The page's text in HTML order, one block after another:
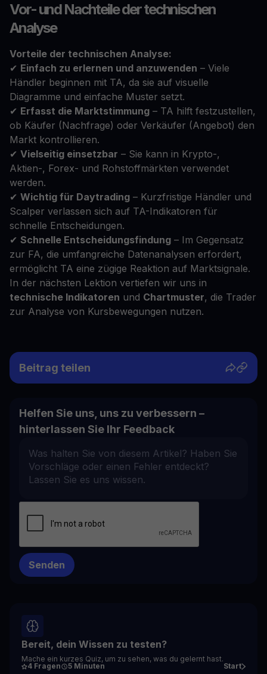
Vor- und Nachteile der technischen
Analyse
Vorteile der technischen Analyse:
✔ Einfach zu erlernen und anzuwenden – Viele
Händler beginnen mit TA, da sie auf visuelle
Diagramme und einfache Muster setzt.
✔ Erfasst die Marktstimmung – TA hilft festzustellen,
ob Käufer (Nachfrage) oder Verkäufer (Angebot) den
Markt kontrollieren.
✔ Vielseitig einsetzbar – Sie kann in Krypto-,
Aktien-, Forex- und Rohstoffmärkten verwendet
werden.
✔ Wichtig für Daytrading – Kurzfristige Händler und
Scalper verlassen sich auf TA-Indikatoren für
schnelle Entscheidungen.
✔ Schnelle Entscheidungsfindung – Im Gegensatz
zur FA, die umfangreiche Datenanalysen erfordert,
ermöglicht TA eine zügige Reaktion auf Marktsignale.
In der nächsten Lektion vertiefen wir uns in
technische Indikatoren und Chartmuster, die Trader
zur Analyse von Kursbewegungen nutzen.
Beitrag teilen
Helfen Sie uns, uns zu verbessern –
hinterlassen Sie Ihr Feedback
Bereit, dein Wissen zu testen?
Mache ein kurzes Quiz, um zu sehen, was du gelernt hast.
4 Fragen
5 Minuten Start